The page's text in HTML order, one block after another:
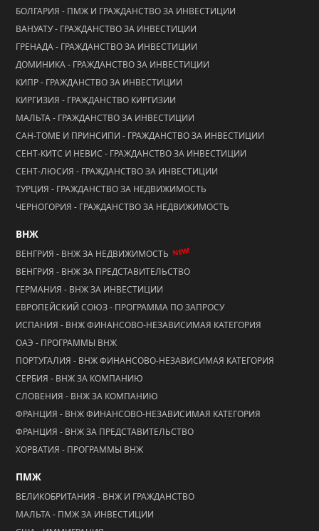
БОЛГАРИЯ - ПМЖ И ГРАЖДАНСТВО ЗА ИНВЕСТИЦИИ
ВАНУАТУ - ГРАЖДАНСТВО ЗА ИНВЕСТИЦИИ
ГРЕНАДА - ГРАЖДАНСТВО ЗА ИНВЕСТИЦИИ
ДОМИНИКА - ГРАЖДАНСТВО ЗА ИНВЕСТИЦИИ
КИПР - ГРАЖДАНСТВО ЗА ИНВЕСТИЦИИ
КИРГИЗИЯ - ГРАЖДАНСТВО КИРГИЗИИ
МАЛЬТА - ГРАЖДАНСТВО ЗА ИНВЕСТИЦИИ
САН-ТОМЕ И ПРИНСИПИ - ГРАЖДАНСТВО ЗА ИНВЕСТИЦИИ
СЕНТ-КИТС И НЕВИС - ГРАЖДАНСТВО ЗА ИНВЕСТИЦИИ
СЕНТ-ЛЮСИЯ - ГРАЖДАНСТВО ЗА ИНВЕСТИЦИИ
ТУРЦИЯ - ГРАЖДАНСТВО ЗА НЕДВИЖИМОСТЬ
ЧЕРНОГОРИЯ - ГРАЖДАНСТВО ЗА НЕДВИЖИМОСТЬ
ВНЖ
ВЕНГРИЯ - ВНЖ ЗА НЕДВИЖИМОСТЬ NEW!
ВЕНГРИЯ - ВНЖ ЗА ПРЕДСТАВИТЕЛЬСТВО
ГЕРМАНИЯ - ВНЖ ЗА ИНВЕСТИЦИИ
ЕВРОПЕЙСКИЙ СОЮЗ - ПРОГРАММА ПО ЗАПРОСУ
ИСПАНИЯ - ВНЖ ФИНАНСОВО-НЕЗАВИСИМАЯ КАТЕГОРИЯ
ОАЭ - ПРОГРАММЫ ВНЖ
ПОРТУГАЛИЯ - ВНЖ ФИНАНСОВО-НЕЗАВИСИМАЯ КАТЕГОРИЯ
СЕРБИЯ - ВНЖ ЗА КОМПАНИЮ
СЛОВЕНИЯ - ВНЖ ЗА КОМПАНИЮ
ФРАНЦИЯ - ВНЖ ФИНАНСОВО-НЕЗАВИСИМАЯ КАТЕГОРИЯ
ФРАНЦИЯ - ВНЖ ЗА ПРЕДСТАВИТЕЛЬСТВО
ХОРВАТИЯ - ПРОГРАММЫ ВНЖ
ПМЖ
ВЕЛИКОБРИТАНИЯ - ВНЖ И ГРАЖДАНСТВО
МАЛЬТА - ПМЖ ЗА ИНВЕСТИЦИИ